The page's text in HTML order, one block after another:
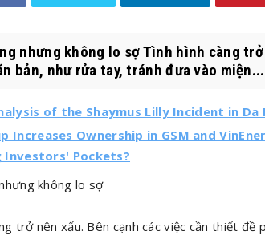
nhưng không lo sợ Tình hình càng
bản, như rửa tay, tránh đưa vào miện...
of the Shaymus Lilly Incident in Da
Increases Ownership in GSM and
Investors' Pockets?
không lo sợ
trở nên xấu. Bên cạnh các việc cần thiết